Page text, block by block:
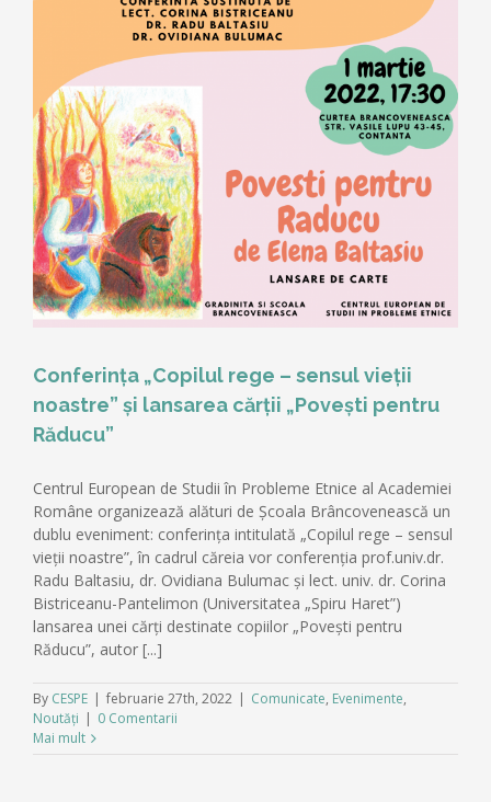
Conferința „Copilul rege – sensul vieții
noastre” și lansarea cărții „Povești pentru
Răducu”
Centrul European de Studii în Probleme Etnice al Academiei
Române organizează alături de Școala Brâncovenească un
dublu eveniment: conferința intitulată „Copilul rege – sensul
vieții noastre”, în cadrul căreia vor conferenția prof.univ.dr.
Radu Baltasiu, dr. Ovidiana Bulumac și lect. univ. dr. Corina
Bistriceanu-Pantelimon (Universitatea „Spiru Haret”)
lansarea unei cărți destinate copiilor „Povești pentru
Răducu”, autor [...]
By CESPE | februarie 27th, 2022 | Comunicate, Evenimente,
Noutăți | 0 Comentarii
Mai mult